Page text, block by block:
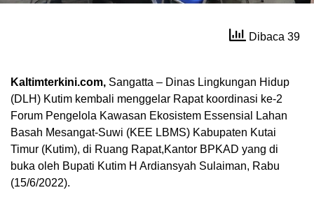
Dibaca 39
Kaltimterkini.com, Sangatta – Dinas Lingkungan Hidup
(DLH) Kutim kembali menggelar Rapat koordinasi ke-2
Forum Pengelola Kawasan Ekosistem Essensial Lahan
Basah Mesangat-Suwi (KEE LBMS) Kabupaten Kutai
Timur (Kutim), di Ruang Rapat,Kantor BPKAD yang di
buka oleh Bupati Kutim H Ardiansyah Sulaiman, Rabu
(15/6/2022).